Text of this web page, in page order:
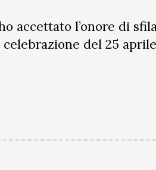
accettato l’onore di
del 25